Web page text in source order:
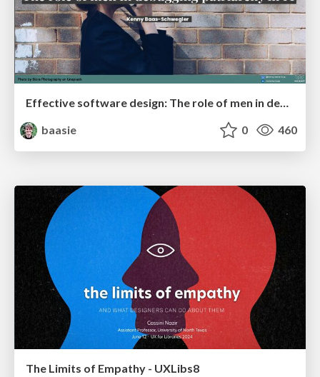
Effective software design: The role of men in debugging patriarchy in IT @ Voxxed Days AMS
baasie
0 460
The Limits of Empathy - UXLibs8